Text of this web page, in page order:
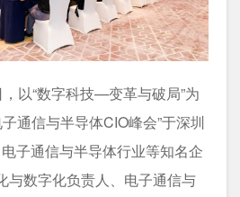
以“数字科技—变革与破局”为
通信与半导体CIO峰会”于深圳
子通信与半导体行业等知名企
与数字化负责人、电子通信与